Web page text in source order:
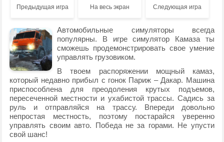
Предыдущая игра На весь экран Следующая игра
Автомобильные симуляторы всегда
популярны. В игре симулятор Камаза ты
сможешь продемонстрировать свое умение
управлять грузовиком.
В твоем распоряжении мощный камаз,
который недавно прибыл с гонок Париж – Дакар. Машина
приспособлена для преодоления крутых подъемов,
пересеченной местности и ухабистой трассы. Садись за
руль и отправляйся на трассу. Впереди довольно
непростая местность, поэтому постарайся уверенно
управлять своим авто. Победа не за горами. Не упусти
свой шанс!